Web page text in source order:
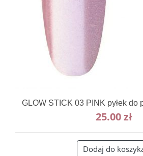
GLOW STICK 03 PINK pyłek do
25.00zł
Dodaj do